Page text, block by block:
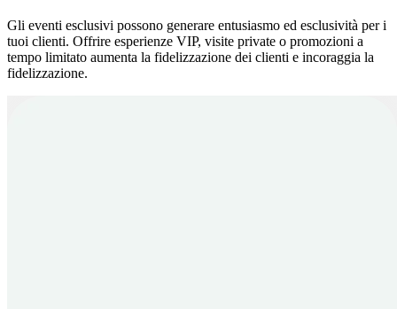
Gli eventi esclusivi possono generare entusiasmo ed esclusività per i
tuoi clienti. Offrire esperienze VIP, visite private o promozioni a
tempo limitato aumenta la fidelizzazione dei clienti e incoraggia la
fidelizzazione.